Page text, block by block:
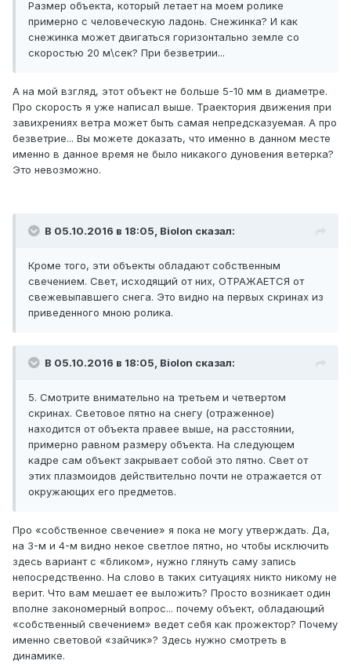
Размер объекта, который летает на моем ролике
примерно с человеческую ладонь. Снежинка? И как
снежинка может двигаться горизонтально земле со
скоростью 20 м\сек? При безветрии...
А на мой взгляд, этот объект не больше 5-10 мм в диаметре.
Про скорость я уже написал выше. Траектория движения при
завихрениях ветра может быть самая непредсказуемая. А про
безветрие... Вы можете доказать, что именно в данном месте
именно в данное время не было никакого дуновения ветерка?
Это невозможно.
В 05.10.2016 в 18:05, Biolon сказал:
Кроме того, эти объекты обладают собственным
свечением. Свет, исходящий от них, ОТРАЖАЕТСЯ от
свежевыпавшего снега. Это видно на первых скринах из
приведенного мною ролика.
В 05.10.2016 в 18:05, Biolon сказал:
5. Смотрите внимательно на третьем и четвертом
скринах. Световое пятно на снегу (отраженное)
находится от объекта правее выше, на расстоянии,
примерно равном размеру объекта. На следующем
кадре сам объект закрывает собой это пятно. Свет от
этих плазмоидов действительно почти не отражается от
окружающих его предметов.
Про «собственное свечение» я пока не могу утверждать. Да,
на 3-м и 4-м видно некое светлое пятно, но чтобы исключить
здесь вариант с «бликом», нужно глянуть саму запись
непосредственно. На слово в таких ситуациях никто никому не
верит. Что вам мешает ее выложить? Просто возникает один
вполне закономерный вопрос... почему объект, обладающий
«собственный свечением» ведет себя как прожектор? Почему
именно световой «зайчик»? Здесь нужно смотреть в
динамике.